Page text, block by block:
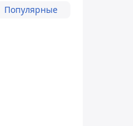
Популярные